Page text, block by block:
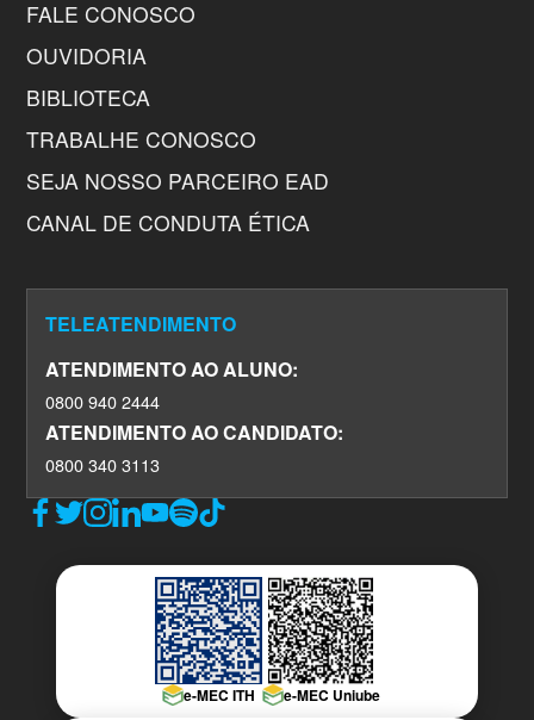
FALE CONOSCO
OUVIDORIA
BIBLIOTECA
TRABALHE CONOSCO
SEJA NOSSO PARCEIRO EAD
CANAL DE CONDUTA ÉTICA
TELEATENDIMENTO
ATENDIMENTO AO ALUNO:
0800 940 2444
ATENDIMENTO AO CANDIDATO:
0800 340 3113
e-MEC ITH e-MEC Uniube